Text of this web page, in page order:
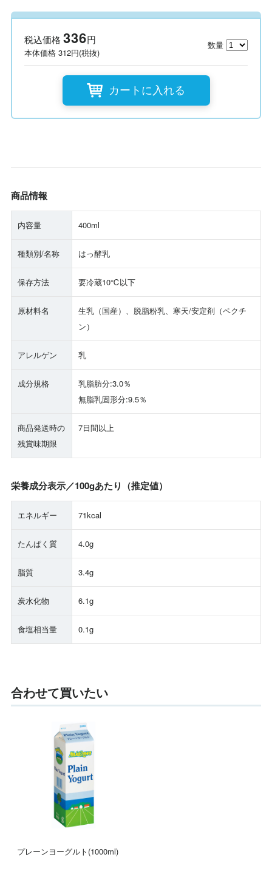
税込価格 336円
本体価格 312円(税抜)
数量
カートに入れる
商品情報
内容量 400ml
種類別/名称 はっ酵乳
保存方法 要冷蔵10℃以下
原材料名
生乳（国産）、脱脂粉乳、寒天/安定剤（ペクチ
ン）
アレルゲン 乳
成分規格
乳脂肪分:3.0％
無脂乳固形分:9.5％
商品発送時の
残賞味期限
7日間以上
栄養成分表示／100gあたり（推定値）
エネルギー 71kcal
たんぱく質 4.0g
脂質 3.4g
炭水化物 6.1g
食塩相当量 0.1g
合わせて買いたい
プレーンヨーグルト(1000ml)